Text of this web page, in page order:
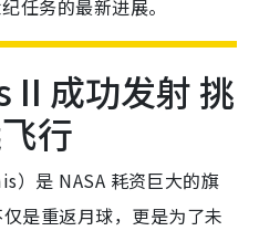
任务的最新进展。
II 成功发射 挑
行
）是 NASA 耗资巨大的旗
是重返月球，更是为了未